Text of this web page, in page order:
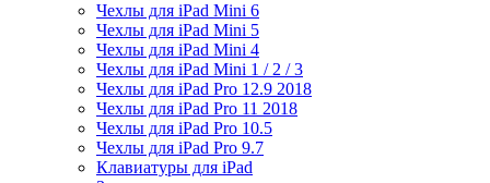
Чехлы для iPad Mini 6
Чехлы для iPad Mini 5
Чехлы для iPad Mini 4
Чехлы для iPad Mini 1 / 2 / 3
Чехлы для iPad Pro 12.9 2018
Чехлы для iPad Pro 11 2018
Чехлы для iPad Pro 10.5
Чехлы для iPad Pro 9.7
Клавиатуры для iPad